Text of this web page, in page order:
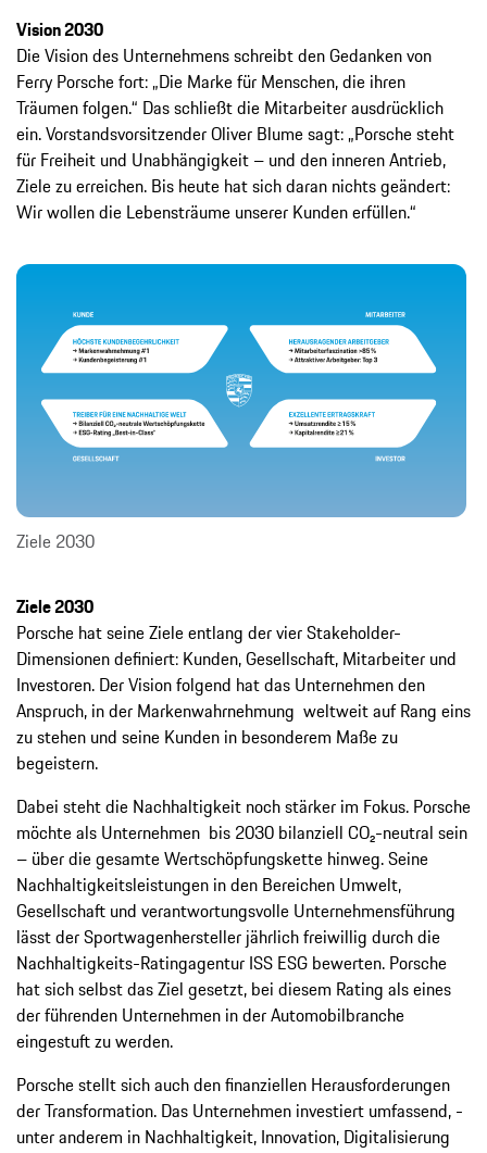
Vision 2030
Die Vision des Unternehmens schreibt den Gedanken von
Ferry Porsche fort: „Die Marke für Menschen, die ihren
Träumen folgen.“ Das schließt die Mitarbeiter ausdrücklich
ein. Vorstandsvorsitzender Oliver Blume sagt: „Porsche steht
für Freiheit und Unabhängigkeit – und den inneren Antrieb,
Ziele zu erreichen. Bis heute hat sich daran nichts geändert:
Wir wollen die Lebensträume unserer Kunden erfüllen.“
Ziele 2030
Ziele 2030
Porsche hat seine Ziele entlang der vier Stakeholder-
Dimensionen definiert: Kunden, Gesellschaft, Mitarbeiter und
Investoren. Der Vision folgend hat das Unternehmen den
Anspruch, in der Markenwahrnehmung ­weltweit auf Rang eins
zu stehen und seine Kunden in besonderem Maße zu
begeistern.
Dabei steht die Nachhaltigkeit noch stärker im Fokus. Porsche
möchte als Unternehmen bis 2030 bilanziell CO₂-neutral sein
– über die gesamte Wertschöpfungskette hinweg. Seine
Nachhaltigkeitsleistungen in den Bereichen Umwelt,
Gesellschaft und verantwortungsvolle Unternehmensführung
lässt der Sportwagenhersteller jährlich freiwillig durch die
Nachhaltigkeits-Ratingagentur ISS ESG bewerten. Porsche
hat sich selbst das Ziel gesetzt, bei diesem Rating als eines
der führenden Unternehmen in der Auto­mobil­branche
eingestuft zu werden.
Porsche stellt sich auch den finanziellen ­Herausforderungen
der Transformation. Das Unternehmen investiert umfassend, ­
unter anderem in Nachhaltigkeit, Innovation, Digitalisierung